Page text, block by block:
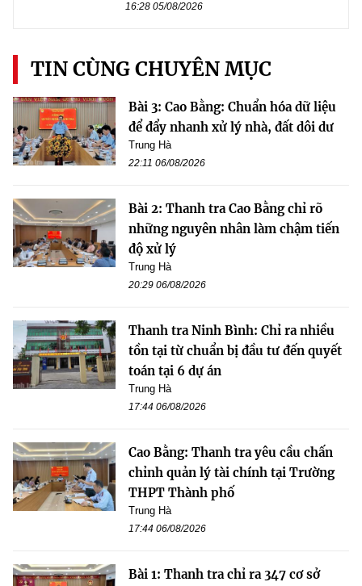
16:28 05/08/2026
TIN CÙNG CHUYÊN MỤC
Bài 3: Cao Bằng: Chuẩn hóa dữ liệu
để đẩy nhanh xử lý nhà, đất dôi dư
Trung Hà
22:11 06/08/2026
Bài 2: Thanh tra Cao Bằng chỉ rõ
những nguyên nhân làm chậm tiến
độ xử lý
Trung Hà
20:29 06/08/2026
Thanh tra Ninh Bình: Chỉ ra nhiều
tồn tại từ chuẩn bị đầu tư đến quyết
toán tại 6 dự án
Trung Hà
17:44 06/08/2026
Cao Bằng: Thanh tra yêu cầu chấn
chỉnh quản lý tài chính tại Trường
THPT Thành phố
Trung Hà
17:44 06/08/2026
Bài 1: Thanh tra chỉ ra 347 cơ sở